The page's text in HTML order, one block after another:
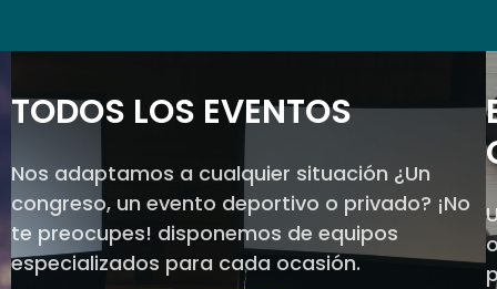
TODOS LOS EVENTOS
Nos adaptamos a cualquier situación ¿Un
congreso, un evento deportivo o privado? ¡No
te preocupes! disponemos de equipos
especializados para cada ocasión.